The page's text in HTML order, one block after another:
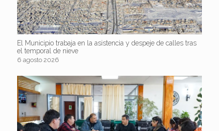
El Municipio trabaja en la asistencia y despeje de calles tras
el temporal de nieve
6 agosto 2026